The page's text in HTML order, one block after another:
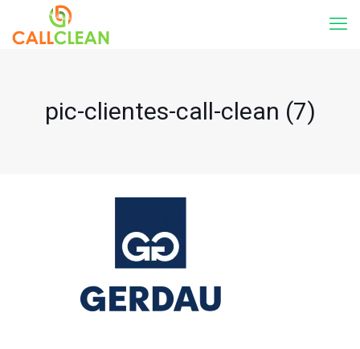
pic-clientes-call-clean (7)